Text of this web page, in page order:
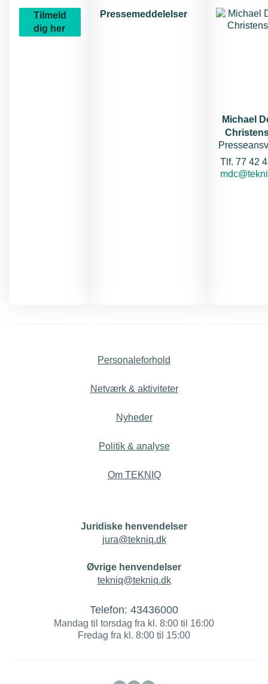
Tilmeld
dig her
Pressemeddelelser
Michael
Tlf. 77 42
E-mail:
Personaleforhold
Netværk & aktiviteter
Nyheder
Politik & analyse
Om TEKNIQ
Juridiske henvendelser
jura@tekniq.dk
Øvrige henvendelser
tekniq@tekniq.dk
Telefon: 43436000
Mandag til torsdag fra kl. 8:00 til 16:00
Fredag fra kl. 8:00 til 15:00